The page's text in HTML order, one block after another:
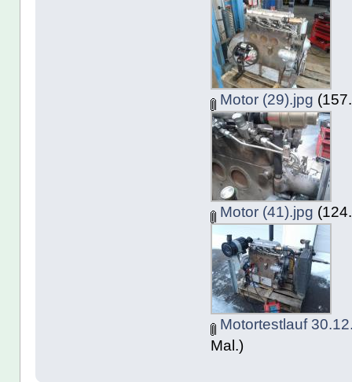
Motor (29).jpg
Motor (41).jpg
Motortestlauf
Mal.)